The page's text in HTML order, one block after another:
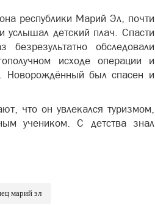
республики Марий Эл, почти
услышал детский плач. Спасти
обследовали
исходе операции и
Новорождённый был спасен и
что он увлекался туризмом,
учеником. С детства знал
марий эл